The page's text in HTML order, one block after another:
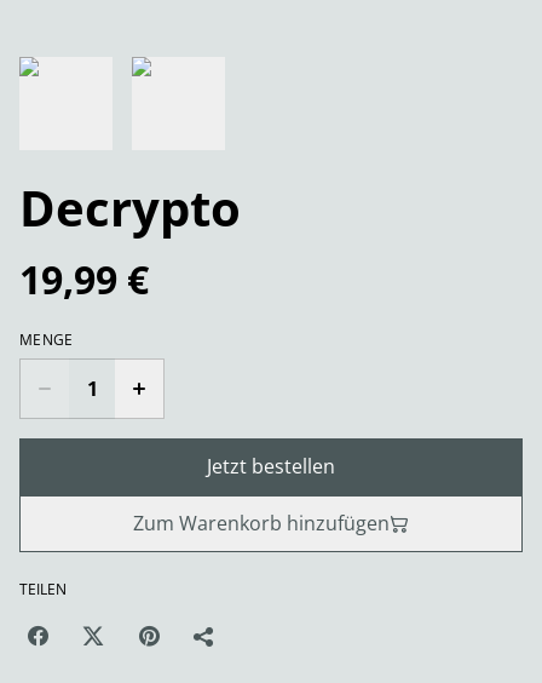
Decrypto
19,99 €
MENGE
Jetzt bestellen
Zum Warenkorb hinzufügen
TEILEN